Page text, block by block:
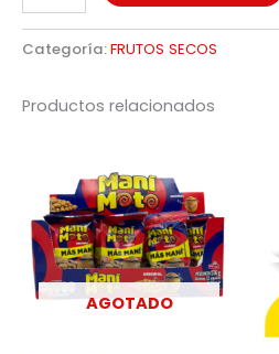
Categoría:FRUTOS SECOS
Productos relacionados
AGOTADO